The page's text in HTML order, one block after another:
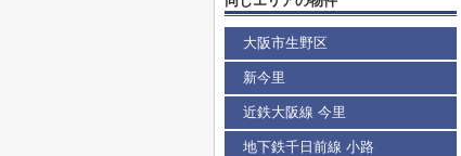
大阪市生野区
新今里
近鉄大阪線 今里
地下鉄千日前線 小路